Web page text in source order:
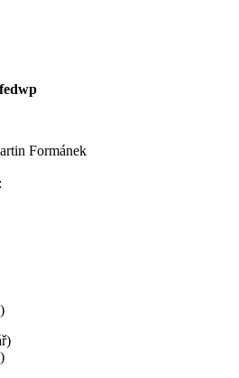
Formánek